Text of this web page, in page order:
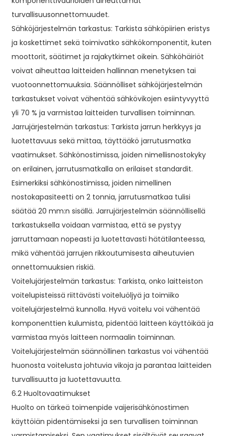
turvallisuusonnettomuudet.
Sähköjärjestelmän tarkastus: Tarkista sähköpiirien eristys
ja koskettimet sekä toimivatko sähkökomponentit, kuten
moottorit, säätimet ja rajakytkimet oikein. Sähköhäiriöt
voivat aiheuttaa laitteiden hallinnan menetyksen tai
vuotoonnettomuuksia. Säännölliset sähköjärjestelmän
tarkastukset voivat vähentää sähkövikojen esiintyvyyttä
yli 70 % ja varmistaa laitteiden turvallisen toiminnan.
Jarrujärjestelmän tarkastus: Tarkista jarrun herkkyys ja
luotettavuus sekä mittaa, täyttääkö jarrutusmatka
vaatimukset. Sähkönostimissa, joiden nimellisnostokyky
on erilainen, jarrutusmatkalla on erilaiset standardit.
Esimerkiksi sähkönostimissa, joiden nimellinen
nostokapasiteetti on 2 tonnia, jarrutusmatkaa tulisi
säätää 20 mm:n sisällä. Jarrujärjestelmän säännöllisellä
tarkastuksella voidaan varmistaa, että se pystyy
jarruttamaan nopeasti ja luotettavasti hätätilanteessa,
mikä vähentää jarrujen rikkoutumisesta aiheutuvien
onnettomuuksien riskiä.
Voitelujärjestelmän tarkastus: Tarkista, onko laitteiston
voitelupisteissä riittävästi voiteluöljyä ja toimiiko
voitelujärjestelmä kunnolla. Hyvä voitelu voi vähentää
komponenttien kulumista, pidentää laitteen käyttöikää ja
varmistaa myös laitteen normaalin toiminnan.
Voitelujärjestelmän säännöllinen tarkastus voi vähentää
huonosta voitelusta johtuvia vikoja ja parantaa laitteiden
turvallisuutta ja luotettavuutta.
6.2 Huoltovaatimukset
Huolto on tärkeä toimenpide vaijerisähkönostimen
käyttöiän pidentämiseksi ja sen turvallisen toiminnan